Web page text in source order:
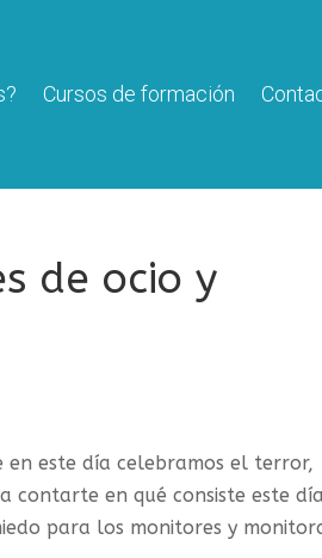
Cursos de formación
de ocio y
en este día celebramos el terror,
contarte en qué consiste este
para los monitores y